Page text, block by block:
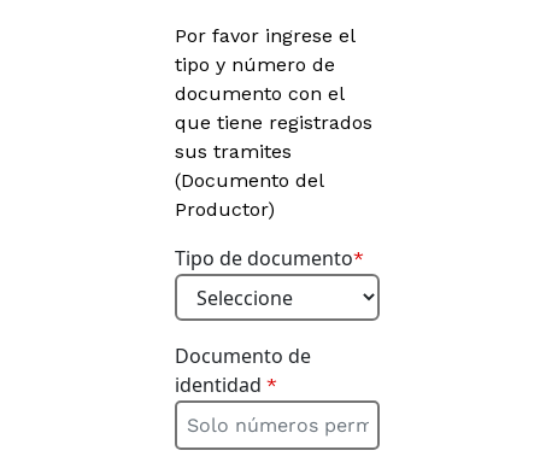
Por favor ingrese el
tipo y número de
documento con el
que tiene registrados
sus tramites
(Documento del
Productor)
Tipo de documento*
Documento de
identidad *